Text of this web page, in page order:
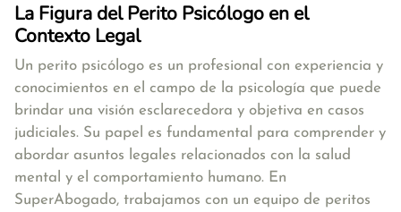
La Figura del Perito Psicólogo en el
Contexto Legal
Un perito psicólogo es un profesional con experiencia y
conocimientos en el campo de la psicología que puede
brindar una visión esclarecedora y objetiva en casos
judiciales. Su papel es fundamental para comprender y
abordar asuntos legales relacionados con la salud
mental y el comportamiento humano. En
SuperAbogado, trabajamos con un equipo de peritos